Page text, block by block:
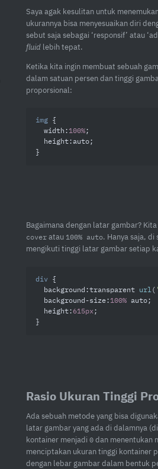
Saya agak kesulitan untuk
ukurannya bisa menyesuaikan diri
sebut saja sebagai ‘responsif’ atau
fluidlebih tepat.
Ketika kita ingin membuat sebuah
dalam satuan persen dan tinggi
proporsional:
img {
width : 100%;
height:auto;
}
Bagaimana dengan latar gambar?
coveratau 100% auto. Hanya saja,
mengikuti tinggi latar gambar setiap
div {
background :transparent url(
background-size: 100% auto;
height:615px ;
}
Rasio Ukuran Tinggi
Ada sebuah metode yang bisa
latar gambar yang ada di dalamnya
kontainer menjadi 0dan menentukan
menciptakan ukuran tinggi kontainer
dengan lebar gambar dalam bentuk